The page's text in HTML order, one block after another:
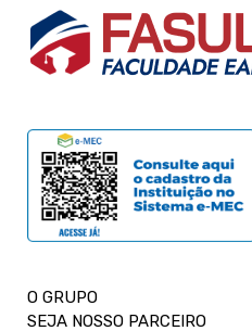
O GRUPO
SEJA NOSSO PARCEIRO